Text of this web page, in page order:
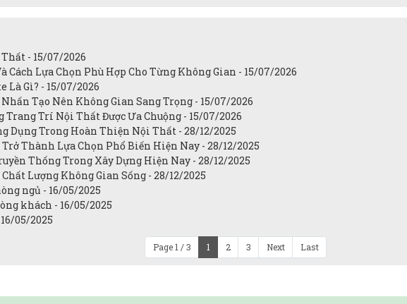
- 15/07/2026
Cách Lựa Chọn Phù Hợp Cho Từng Không Gian - 15/07/2026
Là Gì? - 15/07/2026
Tạo Nên Không Gian Sang Trọng - 15/07/2026
Trang Trí Nội Thất Được Ưa Chuộng - 15/07/2026
Dụng Trong Hoàn Thiện Nội Thất - 28/12/2025
Thành Lựa Chọn Phổ Biến Hiện Nay - 28/12/2025
Thống Trong Xây Dựng Hiện Nay - 28/12/2025
Lượng Không Gian Sống - 28/12/2025
ngủ - 16/05/2025
khách - 16/05/2025
05/2025
Page 1 / 3 1 2 3 Next Last